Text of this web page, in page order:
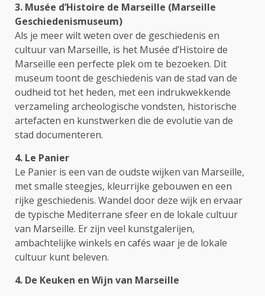
3. Musée d’Histoire de Marseille (Marseille
Geschiedenismuseum)
Als je meer wilt weten over de geschiedenis en
cultuur van Marseille, is het Musée d’Histoire de
Marseille een perfecte plek om te bezoeken. Dit
museum toont de geschiedenis van de stad van de
oudheid tot het heden, met een indrukwekkende
verzameling archeologische vondsten, historische
artefacten en kunstwerken die de evolutie van de
stad documenteren.
4. Le Panier
Le Panier is een van de oudste wijken van Marseille,
met smalle steegjes, kleurrijke gebouwen en een
rijke geschiedenis. Wandel door deze wijk en ervaar
de typische Mediterrane sfeer en de lokale cultuur
van Marseille. Er zijn veel kunstgalerijen,
ambachtelijke winkels en cafés waar je de lokale
cultuur kunt beleven.
4. De Keuken en Wijn van Marseille